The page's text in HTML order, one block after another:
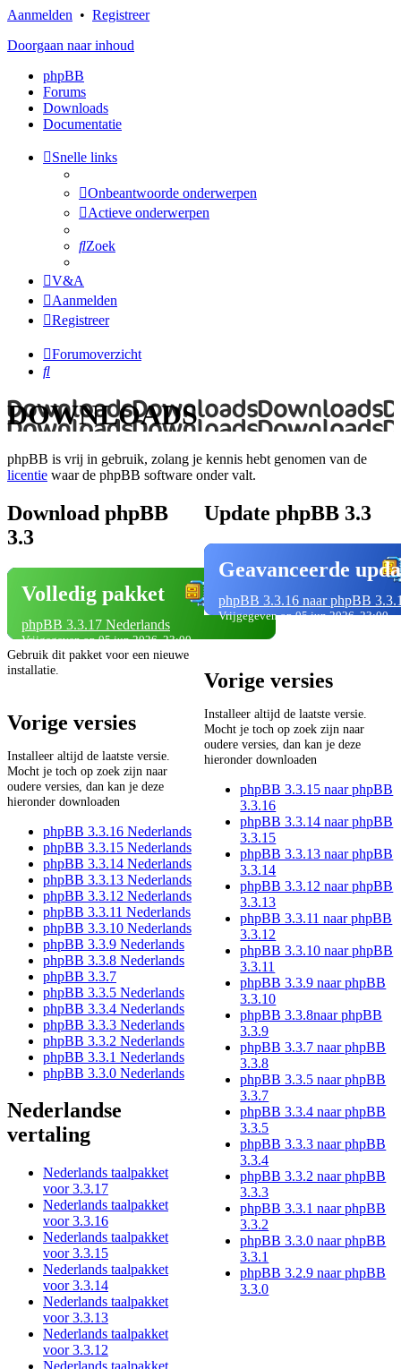
Aanmelden • Registreer
Doorgaan naar inhoud
phpBB
Forums
Downloads
Documentatie
Snelle links
Onbeantwoorde onderwerpen
Actieve onderwerpen
Zoek
V&A
Aanmelden
Registreer
Forumoverzicht
Zoek
DOWNLOADS
phpBB is vrij in gebruik, zolang je kennis hebt genomen van de
licentie waar de phpBB software onder valt.
Download phpBB
3.3
Volledig pakket
phpBB 3.3.17 Nederlands
Vrijgegeven op 05 jun 2026, 23:00
Gebruik dit pakket voor een nieuwe
installatie.
Vorige versies
Installeer altijd de laatste versie.
Mocht je toch op zoek zijn naar
oudere versies, dan kan je deze
hieronder downloaden
phpBB 3.3.16 Nederlands
phpBB 3.3.15 Nederlands
phpBB 3.3.14 Nederlands
phpBB 3.3.13 Nederlands
phpBB 3.3.12 Nederlands
phpBB 3.3.11 Nederlands
phpBB 3.3.10 Nederlands
phpBB 3.3.9 Nederlands
phpBB 3.3.8 Nederlands
phpBB 3.3.7
phpBB 3.3.5 Nederlands
phpBB 3.3.4 Nederlands
phpBB 3.3.3 Nederlands
phpBB 3.3.2 Nederlands
phpBB 3.3.1 Nederlands
phpBB 3.3.0 Nederlands
Nederlandse
vertaling
Nederlands taalpakket
voor 3.3.17
Nederlands taalpakket
voor 3.3.16
Nederlands taalpakket
voor 3.3.15
Nederlands taalpakket
voor 3.3.14
Nederlands taalpakket
voor 3.3.13
Nederlands taalpakket
voor 3.3.12
Update phpBB 3.3
Geavanceerde
phpBB 3.3.16 naar phpBB
Vrijgegeven op 05 jun 2026, 23:00
Vorige versies
Installeer altijd de laatste versie.
Mocht je toch op zoek zijn naar
oudere versies, dan kan je deze
hieronder downloaden
phpBB 3.3.15 naar phpBB
3.3.16
phpBB 3.3.14 naar phpBB
3.3.15
phpBB 3.3.13 naar phpBB
3.3.14
phpBB 3.3.12 naar phpBB
3.3.13
phpBB 3.3.11 naar phpBB
3.3.12
phpBB 3.3.10 naar phpBB
3.3.11
phpBB 3.3.9 naar phpBB
3.3.10
phpBB 3.3.8naar phpBB
3.3.9
phpBB 3.3.7 naar phpBB
3.3.8
phpBB 3.3.5 naar phpBB
3.3.7
phpBB 3.3.4 naar phpBB
3.3.5
phpBB 3.3.3 naar phpBB
3.3.4
phpBB 3.3.2 naar phpBB
3.3.3
phpBB 3.3.1 naar phpBB
3.3.2
phpBB 3.3.0 naar phpBB
3.3.1
phpBB 3.2.9 naar phpBB
3.3.0